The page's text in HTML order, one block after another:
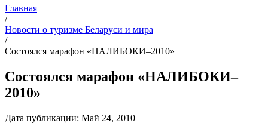
Главная
/
Новости о туризме Беларуси и мира
/
Состоялся марафон «НАЛИБОКИ–2010»
Состоялся марафон «НАЛИБОКИ–
2010»
Дата публикации: Май 24, 2010